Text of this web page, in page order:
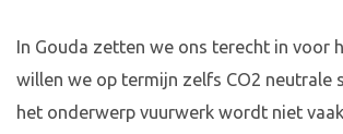
In Gouda zetten we ons terecht in voor
willen we op termijn zelfs CO2 neutrale
het onderwerp vuurwerk wordt niet